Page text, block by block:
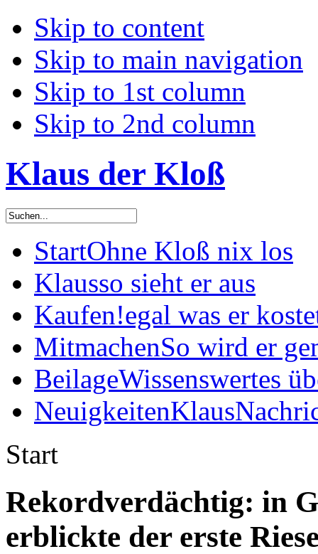
Skip to content
Skip to main navigation
Skip to 1st column
Skip to 2nd column
Klaus der Kloß
StartOhne Kloß nix los
Klausso sieht er aus
Kaufen!egal was er
MitmachenSo wird er
BeilageWissenswertes
Neuigkeiten
Start
Rekordverdächtig: in
erblickte der erste